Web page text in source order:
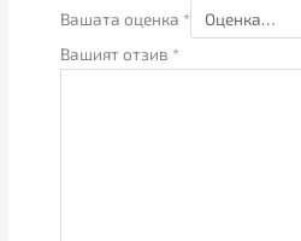
Вашата оценка *
Вашият отзив *